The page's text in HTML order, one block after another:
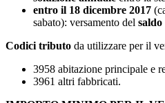
entro il 18 dicembre 2017
sabato): versamento del saldo
Codici tributo da utilizzare per il
3958 abitazione principale e
3961 altri fabbricati.